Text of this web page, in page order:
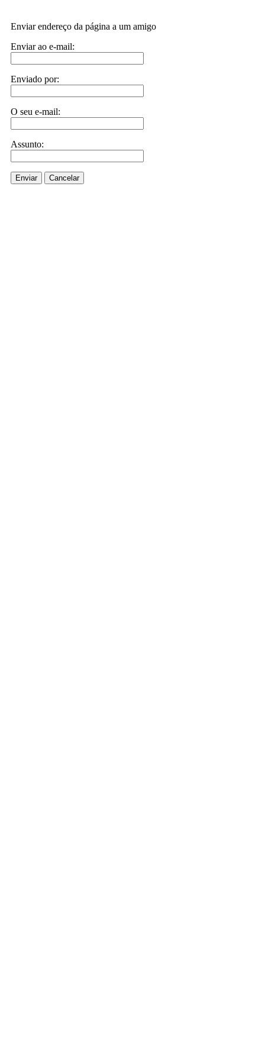
Enviar endereço da página a um amigo
Enviar ao e-mail:
Enviado por:
O seu e-mail:
Assunto:
Enviar Cancelar